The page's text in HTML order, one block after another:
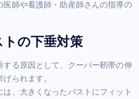
医師や看護師・助産師さんの指導の
の下垂対策
する原因として、クーパー靭帯の伸
られます。
は、大きくなったバストにフィット